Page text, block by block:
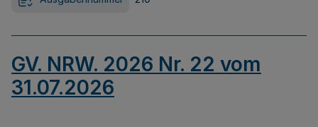
GV. NRW. 2026 Nr. 22 vom
31.07.2026